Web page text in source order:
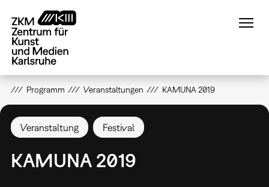
zum
Inhalt
Programm Veranstaltungen KAMUNA 2019
Veranstaltung Festival
KAMUNA 2019